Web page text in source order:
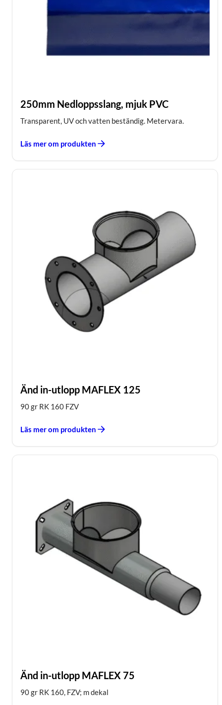
250mm Nedloppsslang, mjuk PVC
Transparent, UV och vatten beständig. Metervara.
Läs mer om produkten
Änd in-utlopp MAFLEX 125
90 gr RK 160 FZV
Läs mer om produkten
Änd in-utlopp MAFLEX 75
90 gr RK 160, FZV; m dekal